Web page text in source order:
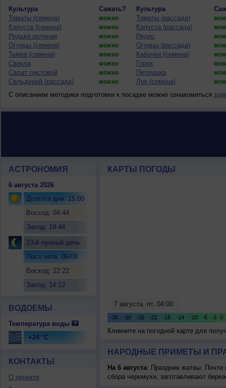
Культура
Сажать? Культура
Томаты (семена)
можно Томаты (рассада)
Капуста (семена) можно Капуста (рассада)
Редька зеленая можно Редис
Огурцы (семена) можно Огурцы (рассада)
Тыква (семена) можно Кабачки (семена)
Свекла можно Горох
Салат листовой можно Петрушка
Сельдерей (рассада) можно Лук (семена)
С описанием методики подготовки к посадке можно ознакомиться
АСТРОНОМИЯ
6 августа 2026
Долгота дня: 15:00
Восход: 04:44
Заход: 19:44
23-й лунный день
Посл.четв. 06/08
Восход: 22:22
Заход: 14:12
ВОДОЕМЫ
Температура воды
+24 °C
КОНТАКТЫ
О проекте
КАРТЫ ПОГОДЫ
Кликните на погодной карте для
НАРОДНЫЕ ПРИМЕТЫ И
На 6 августа: Праздник жатвы. Почти
сбора черемухи, заготавливают